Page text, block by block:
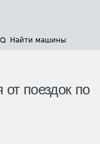
Найти машины
поездок по